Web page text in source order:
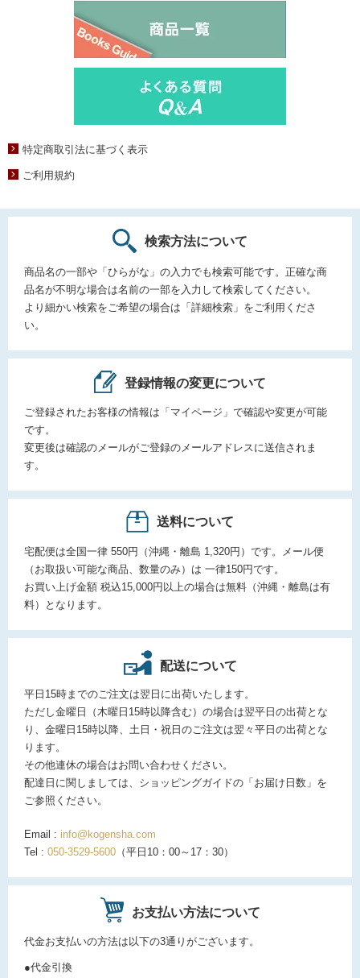
特定商取引法に基づく表示
ご利用規約
検索方法について
商品名の一部や「ひらがな」の入力でも検索可能です。正確な商
品名が不明な場合は名前の一部を入力して検索してください。
より細かい検索をご希望の場合は「詳細検索」をご利用くださ
い。
登録情報の変更について
ご登録されたお客様の情報は「マイページ」で確認や変更が可能
です。
変更後は確認のメールがご登録のメールアドレスに送信されま
す。
送料について
宅配便は全国一律 550円（沖縄・離島 1,320円）です。メール便
（お取扱い可能な商品、数量のみ）は 一律150円です。
お買い上げ金額 税込15,000円以上の場合は無料（沖縄・離島は有
料）となります。
配送について
平日15時までのご注文は翌日に出荷いたします。
ただし金曜日（木曜日15時以降含む）の場合は翌平日の出荷とな
り、金曜日15時以降、土日・祝日のご注文は翌々平日の出荷とな
ります。
その他連休の場合はお問い合わせください。
配達日に関しましては、ショッピングガイドの「お届け日数」を
ご参照ください。
Email : info@kogensha.com
Tel : 050-3529-5600 （平日10：00～17：30）
お支払い方法について
代金お支払いの方法は以下の3通りがございます。
●代金引換